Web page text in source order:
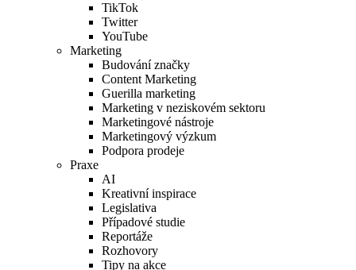
TikTok
Twitter
YouTube
Marketing
Budování značky
Content Marketing
Guerilla marketing
Marketing v neziskovém sektoru
Marketingové nástroje
Marketingový výzkum
Podpora prodeje
Praxe
AI
Kreativní inspirace
Legislativa
Případové studie
Reportáže
Rozhovory
Tipy na akce